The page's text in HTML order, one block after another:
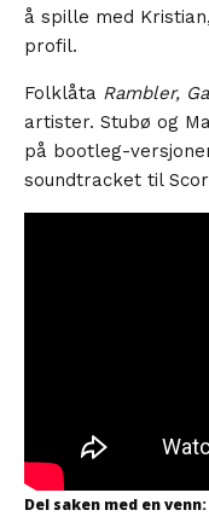
å spille med
profil.
Folklåta Rambler,
artister. Stubø og
på bootleg-
soundtracket til
Del saken med en venn: